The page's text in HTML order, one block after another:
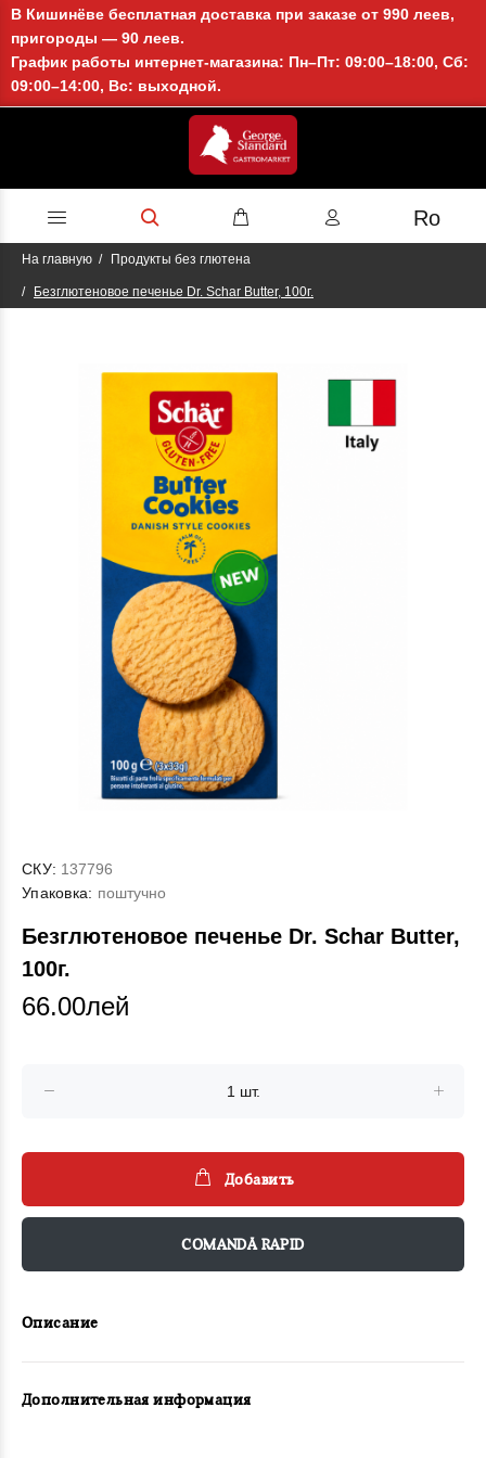
В Кишинёве бесплатная доставка при заказе от 990 леев,
пригороды — 90 леев.
График работы интернет-магазина: Пн–Пт: 09:00–18:00, Сб:
09:00–14:00, Вс: выходной.
Ro
На главную Продукты без глютена
Безглютеновое печенье Dr. Schar Butter, 100г.
СКУ: 137796
Упаковка: поштучно
Безглютеновое печенье Dr. Schar Butter,
100г.
66.00лей
Добавить
COMANDĂ RAPID
Описание
Дополнительная информация